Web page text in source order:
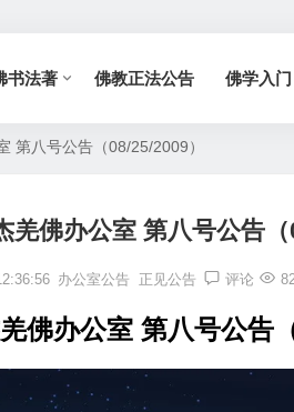
书法著 佛教正法公告 佛学入门
第八号公告（08/25/2009）
羌佛办公室 第八号公告（
办公室公告 正见公告 评论
佛办公室 第八号公告